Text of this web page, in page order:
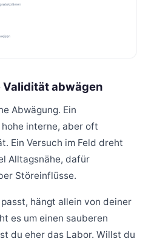
Validität abwägen
Abwägung. Ein
interne, aber oft
Ein Versuch im Feld dreht
Alltagsnähe, dafür
Störeinflüsse.
hängt allein von deiner
es um einen sauberen
du eher das Labor. Willst du